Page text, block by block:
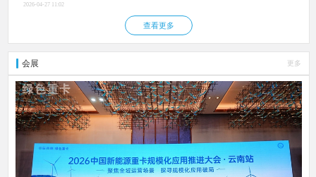
2026-04-27 11:02
查看更多
会展 更多